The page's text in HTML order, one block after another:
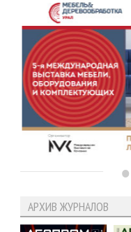
АРХИВ ЖУРНАЛОВ